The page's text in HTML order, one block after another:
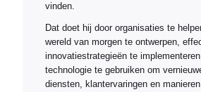
vinden.
Dat doet hij door organisaties te
wereld van morgen te ontwerpen,
innovatiestrategieën te
technologie te gebruiken om
diensten, klantervaringen en